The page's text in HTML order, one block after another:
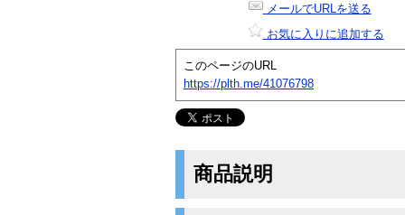
メールでURLを送る
お気に入りに追加する
このページのURL
https://plth.me/41076798
商品説明